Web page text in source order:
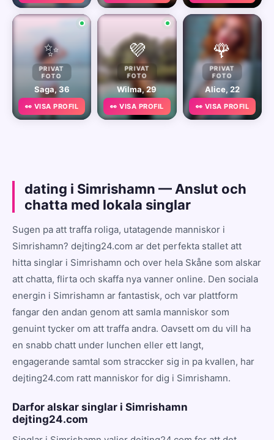
✨
PRIVAT
FOTO
Saga, 36
👀 VISA PROFIL
💜
PRIVAT
FOTO
Wilma, 29
👀 VISA PROFIL
🌹
PRIVAT
FOTO
Alice, 22
👀 VISA PROFIL
dating i Simrishamn — Anslut och
chatta med lokala singlar
Sugen pa att traffa roliga, utatagende manniskor i
Simrishamn? dejting24.com ar det perfekta stallet att
hitta singlar i Simrishamn och over hela Skåne som alskar
att chatta, flirta och skaffa nya vanner online. Den sociala
energin i Simrishamn ar fantastisk, och var plattform
fangar den andan genom att samla manniskor som
genuint tycker om att traffa andra. Oavsett om du vill ha
en snabb chatt under lunchen eller ett langt,
engagerande samtal som straccker sig in pa kvallen, har
dejting24.com ratt manniskor for dig i Simrishamn.
Darfor alskar singlar i Simrishamn
dejting24.com